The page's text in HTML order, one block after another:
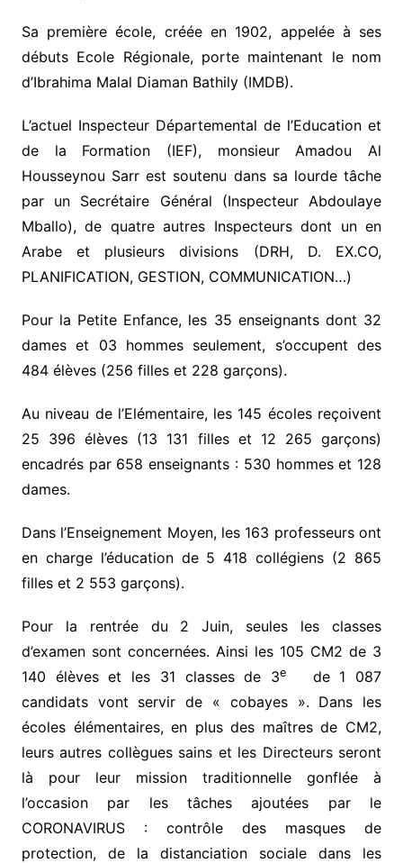
Sa première école, créée en 1902, appelée à ses
débuts Ecole Régionale, porte maintenant le nom
d’Ibrahima Malal Diaman Bathily (IMDB).
L’actuel Inspecteur Départemental de l’Education et
de la Formation (IEF), monsieur Amadou Al
Housseynou Sarr est soutenu dans sa lourde tâche
par un Secrétaire Général (Inspecteur Abdoulaye
Mballo), de quatre autres Inspecteurs dont un en
Arabe et plusieurs divisions (DRH, D. EX.CO,
PLANIFICATION, GESTION, COMMUNICATION…)
Pour la Petite Enfance, les 35 enseignants dont 32
dames et 03 hommes seulement, s’occupent des
484 élèves (256 filles et 228 garçons).
Au niveau de l’Elémentaire, les 145 écoles reçoivent
25 396 élèves (13 131 filles et 12 265 garçons)
encadrés par 658 enseignants : 530 hommes et 128
dames.
Dans l’Enseignement Moyen, les 163 professeurs ont
en charge l’éducation de 5 418 collégiens (2 865
filles et 2 553 garçons).
Pour la rentrée du 2 Juin, seules les classes
d’examen sont concernées. Ainsi les 105 CM2 de 3
140 élèves et les 31 classes de 3e de 1 087
candidats vont servir de « cobayes ». Dans les
écoles élémentaires, en plus des maîtres de CM2,
leurs autres collègues sains et les Directeurs seront
là pour leur mission traditionnelle gonflée à
l’occasion par les tâches ajoutées par le
CORONAVIRUS : contrôle des masques de
protection, de la distanciation sociale dans les